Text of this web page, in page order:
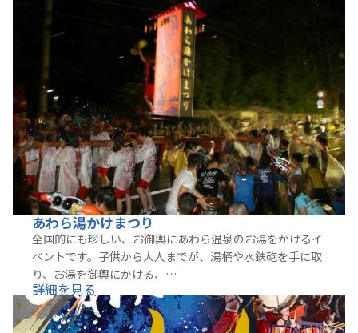
あわら湯かけまつり
全国的にも珍しい、お御輿にあわら温泉のお湯をかけるイ
ベントです。子供から大人までが、湯桶や水鉄砲を手に取
り、お湯を御輿にかける、…
詳細を見る